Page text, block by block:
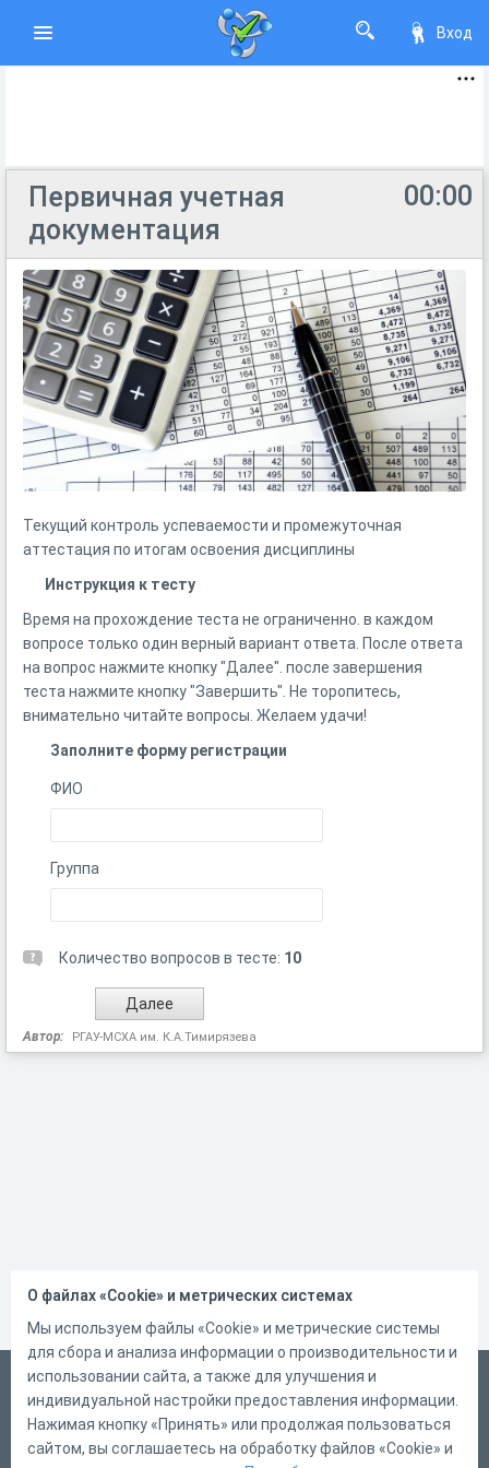
Вход
00:00
Первичная учетная
документация
Текущий контроль успеваемости и промежуточная
аттестация по итогам освоения дисциплины
Инструкция к тесту
Время на прохождение теста не ограниченно. в каждом
вопросе только один верный вариант ответа. После ответа
на вопрос нажмите кнопку "Далее". после завершения
теста нажмите кнопку "Завершить". Не торопитесь,
внимательно читайте вопросы. Желаем удачи!
Заполните форму регистрации
ФИО
Группа
Количество вопросов в тесте: 10
Автор: РГАУ-МСХА им. К.А.Тимирязева
Русский
Справка
Форма обратной связи
О файлах «Cookie» и метрических системах
Мы используем файлы «Cookie» и метрические системы
для сбора и анализа информации о производительности и
использовании сайта, а также для улучшения и
индивидуальной настройки предоставления информации.
Нажимая кнопку «Принять» или продолжая пользоваться
сайтом, вы соглашаетесь на обработку файлов «Cookie» и